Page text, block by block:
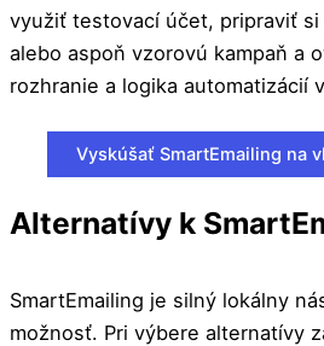
využiť testovací účet, pripraviť si
alebo aspoň vzorovú kampaň a
rozhranie a logika automatizácií
Vyskúšať SmartEmailing na
Alternatívy k
SmartEmailing je silný lokálny
možnosť. Pri výbere alternatívy